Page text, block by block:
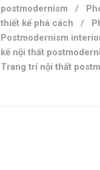
postmodernism /
thiết kế phá cách /
Postmodernism
kế nội thất
Trang trí nội thất